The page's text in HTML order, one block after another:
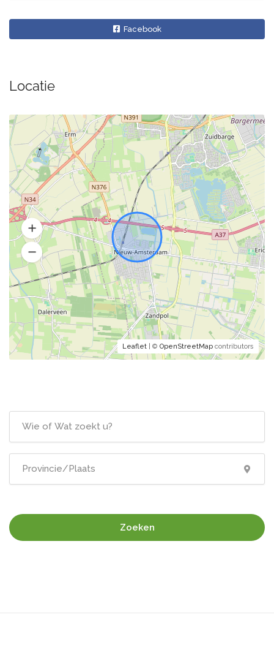
Facebook
Locatie
Leaflet | © OpenStreetMap contributors
Zoeken